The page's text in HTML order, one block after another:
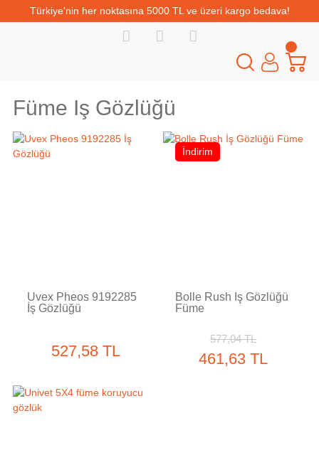
Türkiye'nin her noktasına 5000 TL ve üzeri kargo bedava!
Füme Iş Gözlüğü
Uvex Pheos 9192285
İş Gözlüğü
527,58 TL
İndirim
Bolle Rush İş Gözlüğü
Füme
577,04 TL
461,63 TL